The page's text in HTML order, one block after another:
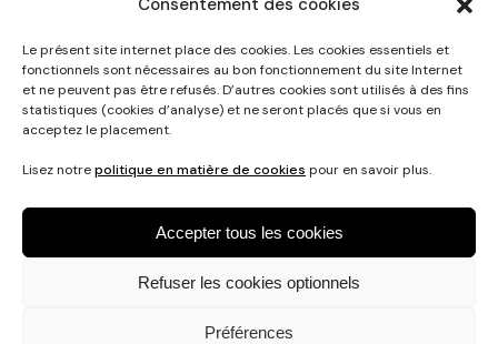
Consentement des cookies
Le présent site internet place des cookies. Les cookies essentiels et
fonctionnels sont nécessaires au bon fonctionnement du site Internet
et ne peuvent pas être refusés. D’autres cookies sont utilisés à des fins
statistiques (cookies d’analyse) et ne seront placés que si vous en
acceptez le placement.
Lisez notrepolitique en matière de cookies pour en savoir plus.
Accepter tous les cookies
Refuser les cookies optionnels
Préférences
Privacy Policy
Nederlands